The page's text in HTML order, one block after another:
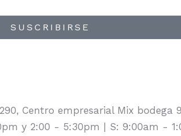
SUSCRIBIRSE
Centro empresarial Mix bodega 9
y 2:00 - 5:30pm | S: 9:00am -